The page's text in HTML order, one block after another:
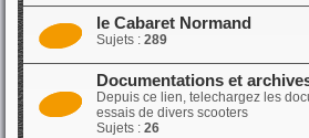
le Cabaret Normand
Sujets : 289
Documentations et
Depuis ce lien, telechargez les
essais de divers scooters
Sujets : 26